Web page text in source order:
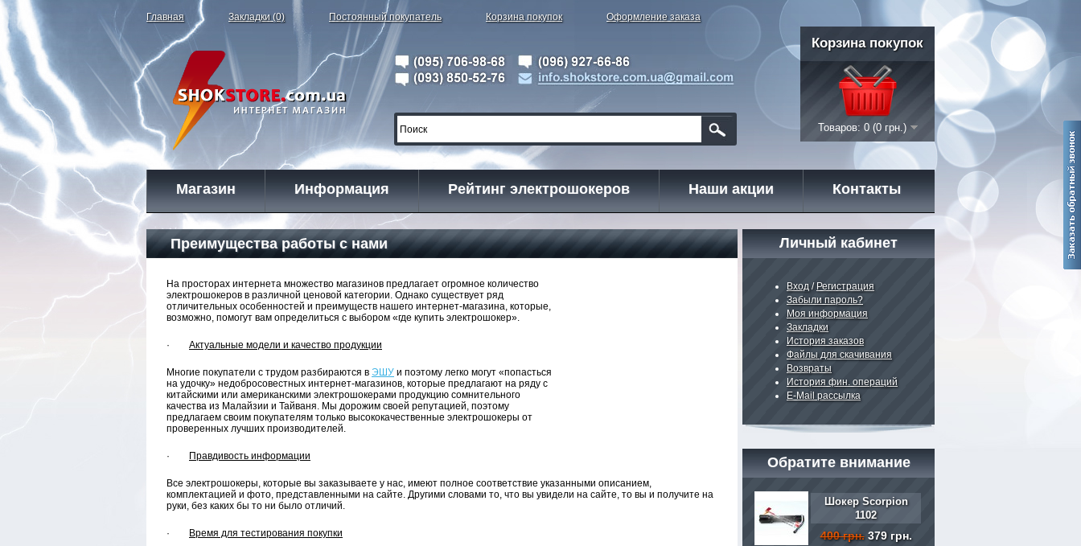
Главная Закладки (0) Постоянный покупатель Корзина покупок Оформление заказа
Корзина покупок
Товаров: 0 (0 грн.)
Магазин Информация Рейтинг электрошокеров Наши акции Контакты
Личный кабинет
Вход/ Регистрация
Забыли пароль?
Моя информация
Закладки
История заказов
Файлы для скачивания
Возвраты
История фин. операций
E-Mail рассылка
Обратите внимание
Шокер Scorpion
1102
400 грн. 379 грн.
Преимущества работы с нами
На просторах интернета множество магазинов предлагает огромное количество
электрошокеров в различной ценовой категории. Однако существует ряд
отличительных особенностей и преимуществ нашего интернет-магазина, которые,
возможно, помогут вам определиться с выбором «где купить электрошокер».
· Актуальные модели и качество продукции
Многие покупатели с трудом разбираются в ЭШУ и поэтому легко могут «попасться
на удочку» недобросовестных интернет-магазинов, которые предлагают на ряду с
китайскими или американскими электрошокерами продукцию сомнительного
качества из Малайзии и Тайваня. Мы дорожим своей репутацией, поэтому
предлагаем своим покупателям только высококачественные электрошокеры от
проверенных лучших производителей.
· Правдивость информации
Все электрошокеры, которые вы заказываете у нас, имеют полное соответствие указанными описанием,
комплектацией и фото, представленными на сайте. Другими словами то, что вы увидели на сайте, то вы и получите на
руки, без каких бы то ни было отличий.
· Время для тестирования покупки